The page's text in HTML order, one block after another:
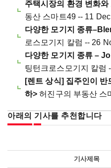
주택시장의 환경 변화와
동산 스마트49 -- 11
다양한 모기지 종류
로스모기지 칼럼 -- 26
다양한 모기지 종류 –
팅턴크로스모기지 칼럼
[렌트 상식] 집주인이
하> 허진구의 부동산 스
아래의 기사를 추천합니다
기사제목